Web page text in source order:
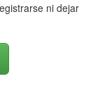
ni dejar